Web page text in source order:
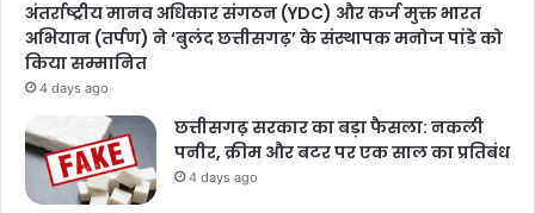
अंतर्राष्ट्रीय मानव अधिकार संगठन (YDC) और कर्ज मुक्त भारत
अभियान (तर्पण) ने ‘बुलंद छत्तीसगढ़’ के संस्थापक मनोज पांडे को
किया सम्मानित
4 days ago
छत्तीसगढ़ सरकार का बड़ा फैसला: नकली
पनीर, क्रीम और बटर पर एक साल का प्रतिबंध
4 days ago